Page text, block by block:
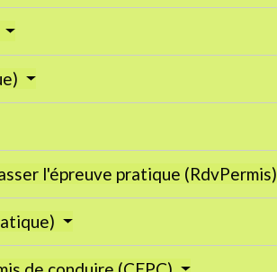
l'épreuve pratique (RdvPermis)